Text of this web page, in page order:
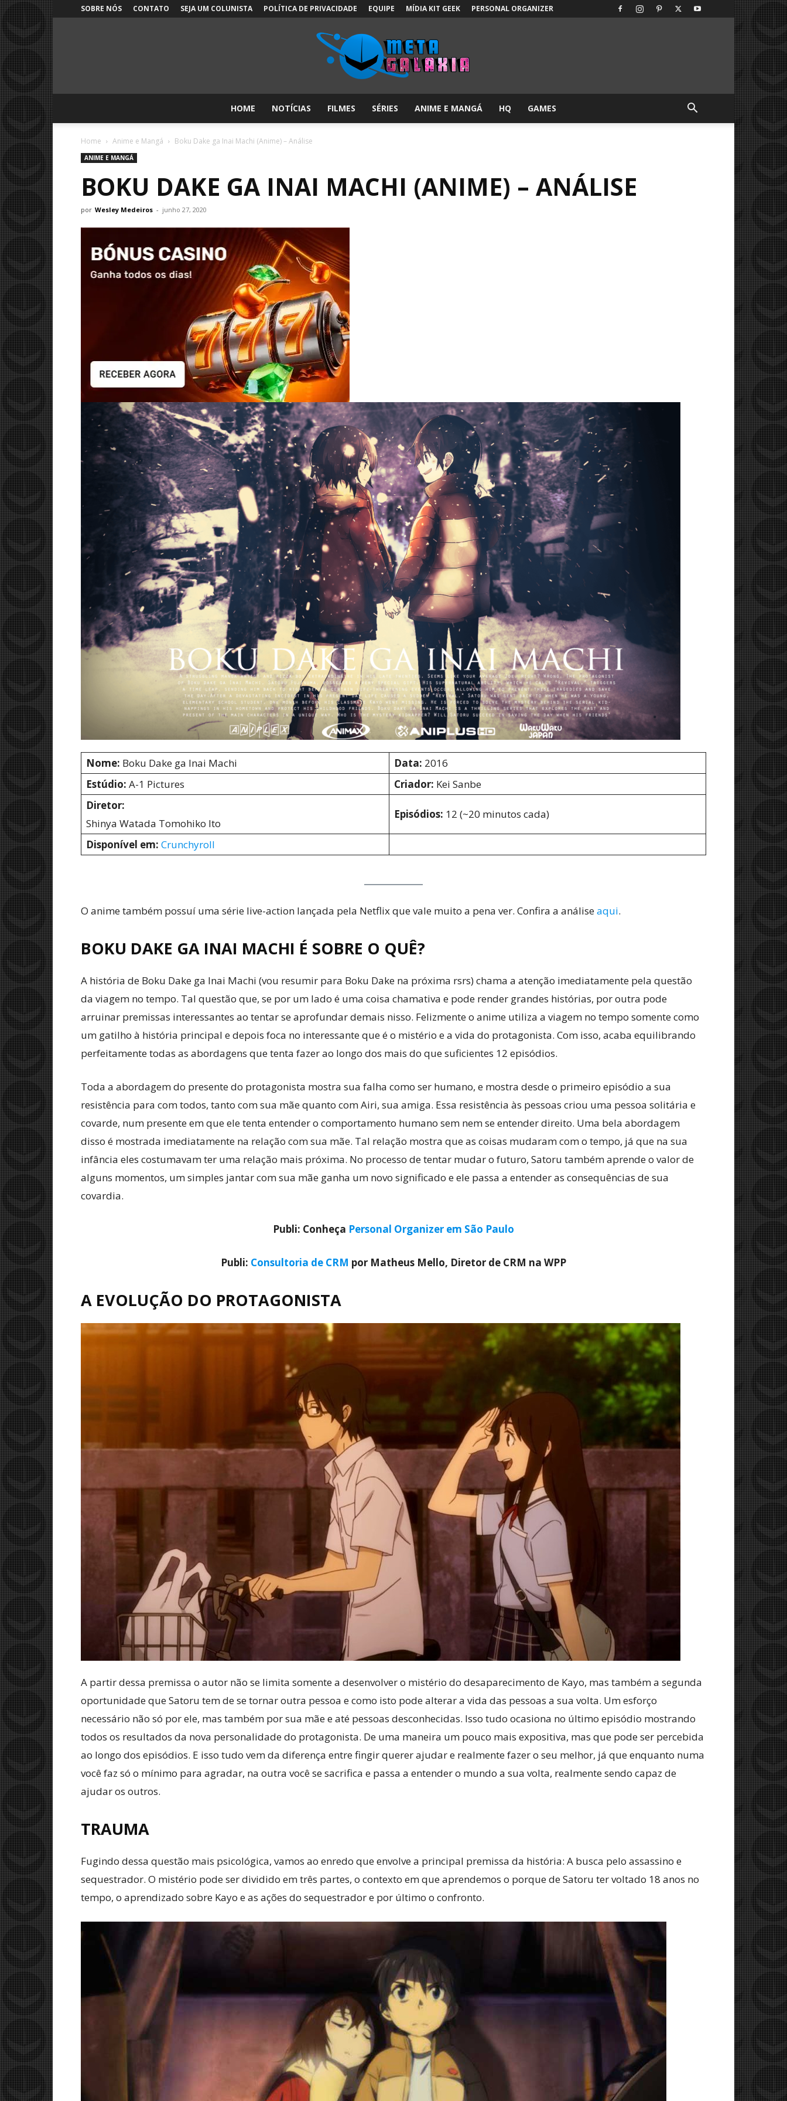
SOBRE NÓS CONTATO SEJA UM COLUNISTA POLÍTICA DE PRIVACIDADE EQUIPE MÍDIA KIT GEEK PERSONAL ORGANIZER
Galáxia:
notícias
sobre
Cultura
Pop!
HOME NOTÍCIAS FILMES SÉRIES ANIME E MANGÁ HQ GAMES
Home Anime e Mangá Boku Dake ga Inai Machi (Anime) – Análise
ANIME E MANGÁ
BOKU DAKE GA INAI MACHI (ANIME) – ANÁLISE
por Wesley Medeiros - junho 27, 2020
Nome: Boku Dake ga Inai Machi Data: 2016
Estúdio: A-1 Pictures Criador: Kei Sanbe
Diretor:
Shinya Watada Tomohiko Ito
Episódios: 12 (~20 minutos cada)
Disponível em: Crunchyroll
O anime também possuí uma série live-action lançada pela Netflix que vale muito a pena ver. Confira a análiseaqui.
BOKU DAKE GA INAI MACHI É SOBRE O QUÊ?
A história de Boku Dake ga Inai Machi (vou resumir para Boku Dake na próxima rsrs) chama a atenção imediatamente pela questão
da viagem no tempo. Tal questão que, se por um lado é uma coisa chamativa e pode render grandes histórias, por outra pode
arruinar premissas interessantes ao tentar se aprofundar demais nisso. Felizmente o anime utiliza a viagem no tempo somente como
um gatilho à história principal e depois foca no interessante que é o mistério e a vida do protagonista. Com isso, acaba equilibrando
perfeitamente todas as abordagens que tenta fazer ao longo dos mais do que suficientes 12 episódios.
Toda a abordagem do presente do protagonista mostra sua falha como ser humano, e mostra desde o primeiro episódio a sua
resistência para com todos, tanto com sua mãe quanto com Airi, sua amiga. Essa resistência às pessoas criou uma pessoa solitária e
covarde, num presente em que ele tenta entender o comportamento humano sem nem se entender direito. Uma bela abordagem
disso é mostrada imediatamente na relação com sua mãe. Tal relação mostra que as coisas mudaram com o tempo, já que na sua
infância eles costumavam ter uma relação mais próxima. No processo de tentar mudar o futuro, Satoru também aprende o valor de
alguns momentos, um simples jantar com sua mãe ganha um novo significado e ele passa a entender as consequências de sua
covardia.
Publi: Conheça Personal Organizer em São Paulo
Publi: Consultoria de CRM por Matheus Mello, Diretor de CRM na WPP
A EVOLUÇÃO DO PROTAGONISTA
A partir dessa premissa o autor não se limita somente a desenvolver o mistério do desaparecimento de Kayo, mas também a segunda
oportunidade que Satoru tem de se tornar outra pessoa e como isto pode alterar a vida das pessoas a sua volta. Um esforço
necessário não só por ele, mas também por sua mãe e até pessoas desconhecidas. Isso tudo ocasiona no último episódio mostrando
todos os resultados da nova personalidade do protagonista. De uma maneira um pouco mais expositiva, mas que pode ser percebida
ao longo dos episódios. E isso tudo vem da diferença entre fingir querer ajudar e realmente fazer o seu melhor, já que enquanto numa
você faz só o mínimo para agradar, na outra você se sacrifica e passa a entender o mundo a sua volta, realmente sendo capaz de
ajudar os outros.
TRAUMA
Fugindo dessa questão mais psicológica, vamos ao enredo que envolve a principal premissa da história: A busca pelo assassino e
sequestrador. O mistério pode ser dividido em três partes, o contexto em que aprendemos o porque de Satoru ter voltado 18 anos no
tempo, o aprendizado sobre Kayo e as ações do sequestrador e por último o confronto.